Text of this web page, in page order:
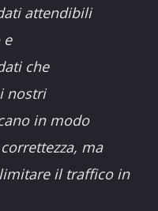
attendibili
e
che
nostri
in modo
ma
il traffico in